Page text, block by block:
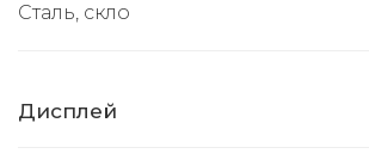
Сталь, скло
Дисплей